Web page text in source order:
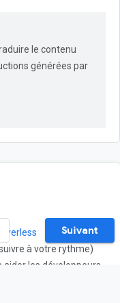
le contenu
générées par
à votre rythme)
aider les développeurs
Suivant